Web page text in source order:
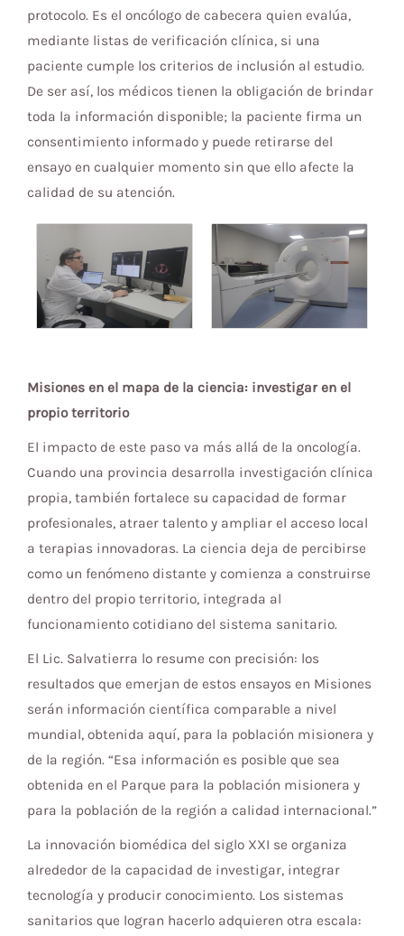
protocolo. Es el oncólogo de cabecera quien evalúa,
mediante listas de verificación clínica, si una
paciente cumple los criterios de inclusión al estudio.
De ser así, los médicos tienen la obligación de brindar
toda la información disponible; la paciente firma un
consentimiento informado y puede retirarse del
ensayo en cualquier momento sin que ello afecte la
calidad de su atención.
Misiones en el mapa de la ciencia: investigar en el
propio territorio
El impacto de este paso va más allá de la oncología.
Cuando una provincia desarrolla investigación clínica
propia, también fortalece su capacidad de formar
profesionales, atraer talento y ampliar el acceso local
a terapias innovadoras. La ciencia deja de percibirse
como un fenómeno distante y comienza a construirse
dentro del propio territorio, integrada al
funcionamiento cotidiano del sistema sanitario.
El Lic. Salvatierra lo resume con precisión: los
resultados que emerjan de estos ensayos en Misiones
serán información científica comparable a nivel
mundial, obtenida aquí, para la población misionera y
de la región. “Esa información es posible que sea
obtenida en el Parque para la población misionera y
para la población de la región a calidad internacional.”
La innovación biomédica del siglo XXI se organiza
alrededor de la capacidad de investigar, integrar
tecnología y producir conocimiento. Los sistemas
sanitarios que logran hacerlo adquieren otra escala: